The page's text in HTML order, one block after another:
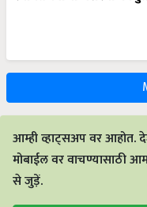
आम्ही व्हाट्सअप वर आहोत.
मोबाईल वर वाचण्यासाठी
से जुड़ें.